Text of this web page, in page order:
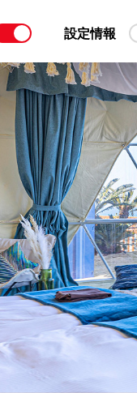
覧ください。設定情報